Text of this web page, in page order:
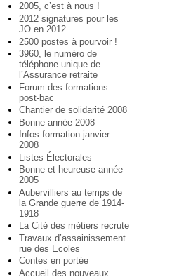
2005, c’est à nous !
2012 signatures pour les
JO en 2012
2500 postes à pourvoir !
3960, le numéro de
téléphone unique de
l’Assurance retraite
Forum des formations
post-bac
Chantier de solidarité 2008
Bonne année 2008
Infos formation janvier
2008
Listes Électorales
Bonne et heureuse année
2005
Aubervilliers au temps de
la Grande guerre de 1914-
1918
La Cité des métiers recrute
Travaux d’assainissement
rue des Ecoles
Contes en portée
Accueil des nouveaux